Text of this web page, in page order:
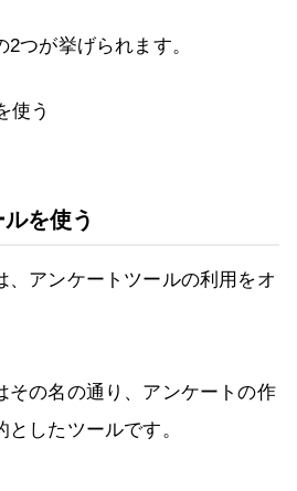
つが挙げられます。
使う
を使う
、アンケートツールの利用をオ
その名の通り、アンケートの作
したツールです。